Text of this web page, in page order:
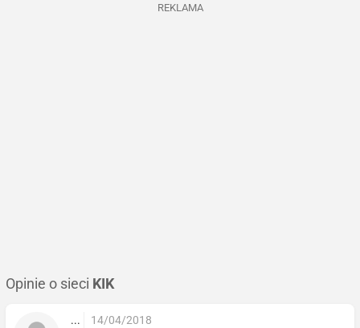
REKLAMA
Opinie o sieci KIK
... 14/04/2018